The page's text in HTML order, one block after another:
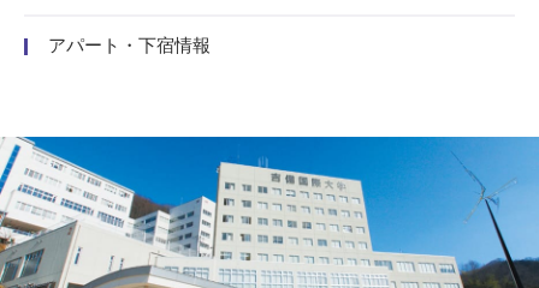
アパート・下宿情報